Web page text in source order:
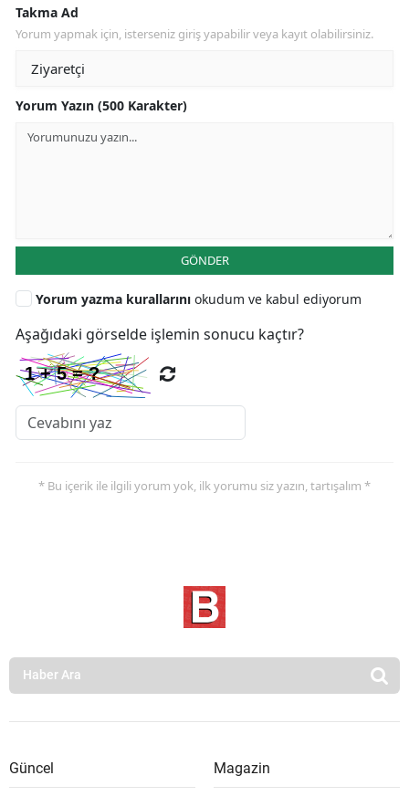
Takma Ad
Yorum yapmak için, isterseniz giriş yapabilir veya kayıt olabilirsiniz.
Yorum Yazın (500 Karakter)
GÖNDER
Yorum yazma kurallarını okudum ve kabul ediyorum
Aşağıdaki görselde işlemin sonucu kaçtır?
* Bu içerik ile ilgili yorum yok, ilk yorumu siz yazın, tartışalım *
Güncel Magazin